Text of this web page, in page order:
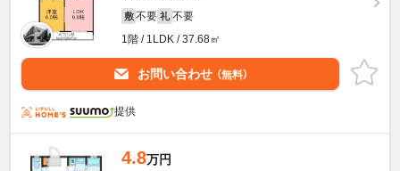
敷 不要 礼 不要
1階 / 1LDK / 37.68㎡
お問い合わせ （無料）
提供
4.8万円